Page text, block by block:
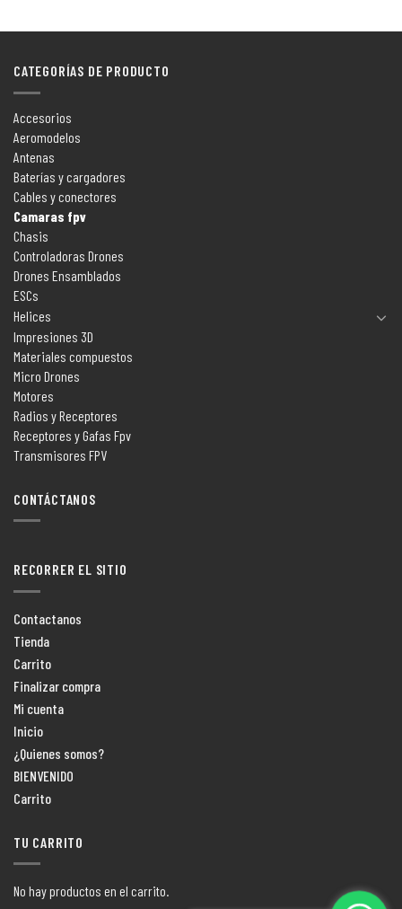
CATEGORÍAS DE PRODUCTO
Accesorios
Aeromodelos
Antenas
Baterías y cargadores
Cables y conectores
Camaras fpv
Chasis
Controladoras Drones
Drones Ensamblados
ESCs
Helices
Impresiones 3D
Materiales compuestos
Micro Drones
Motores
Radios y Receptores
Receptores y Gafas Fpv
Transmisores FPV
CONTÁCTANOS
RECORRER EL SITIO
Contactanos
Tienda
Carrito
Finalizar compra
Mi cuenta
Inicio
¿Quienes somos?
BIENVENIDO
Carrito
TU CARRITO
No hay productos en el carrito.